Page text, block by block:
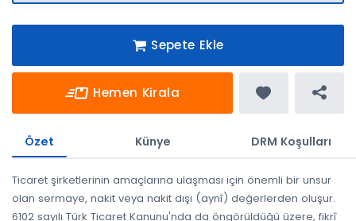
Sepete Ekle
Hemen Kirala
Özet Künye DRM Koşulları
Ticaret şirketlerinin amaçlarına ulaşması için önemli bir unsur
olan sermaye, nakit veya nakit dışı (aynî) değerlerden oluşur.
6102 sayılı Türk Ticaret Kanunu'nda da öngörüldüğü üzere, fikrî